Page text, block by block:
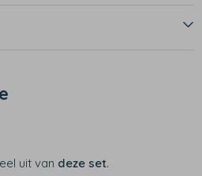
uit van deze set.